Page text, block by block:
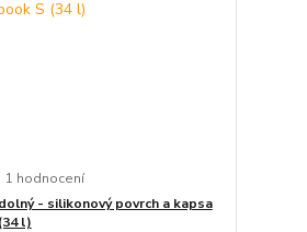
1 hodnocení
- silikonový povrch a kapsa
l)